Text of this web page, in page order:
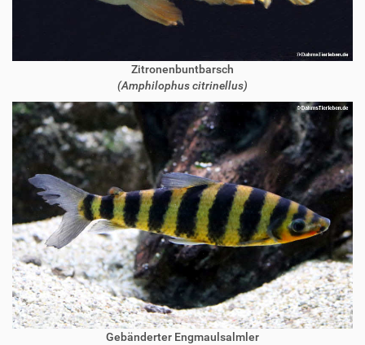
Zitronenbuntbarsch
(Amphilophus citrinellus)
Gebänderter Engmaulsalmler